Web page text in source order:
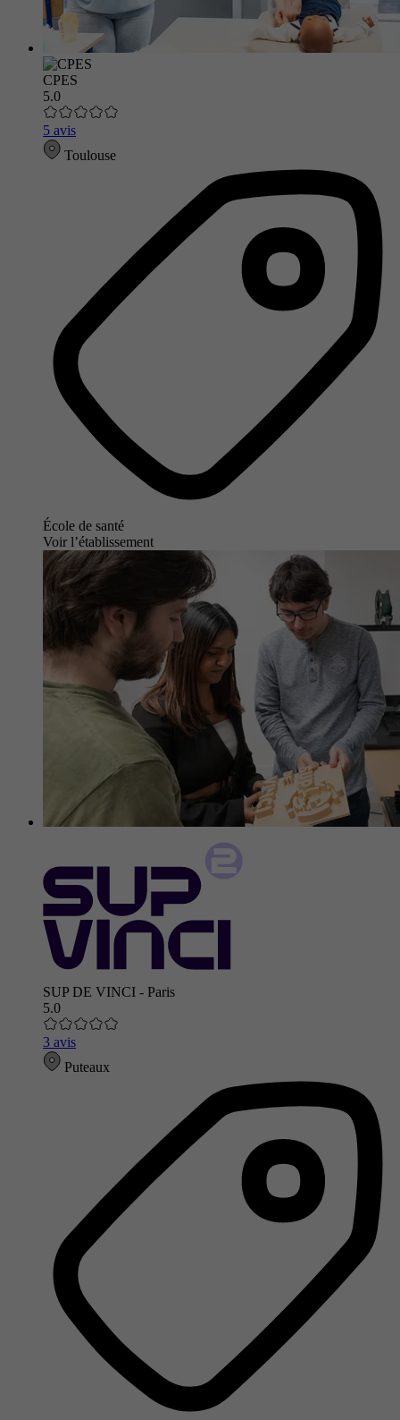
CPES
5.0
5 avis
Toulouse
École de santé
Voir l’établissement
SUP DE VINCI - Paris
5.0
3 avis
Puteaux